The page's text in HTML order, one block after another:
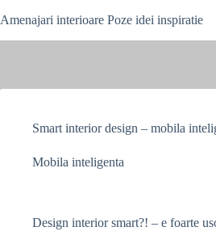
to
Amenajari interioare Poze idei inspiratie
Smart interior design – mobila
Mobila inteligenta
Design interior smart?! – e foarte